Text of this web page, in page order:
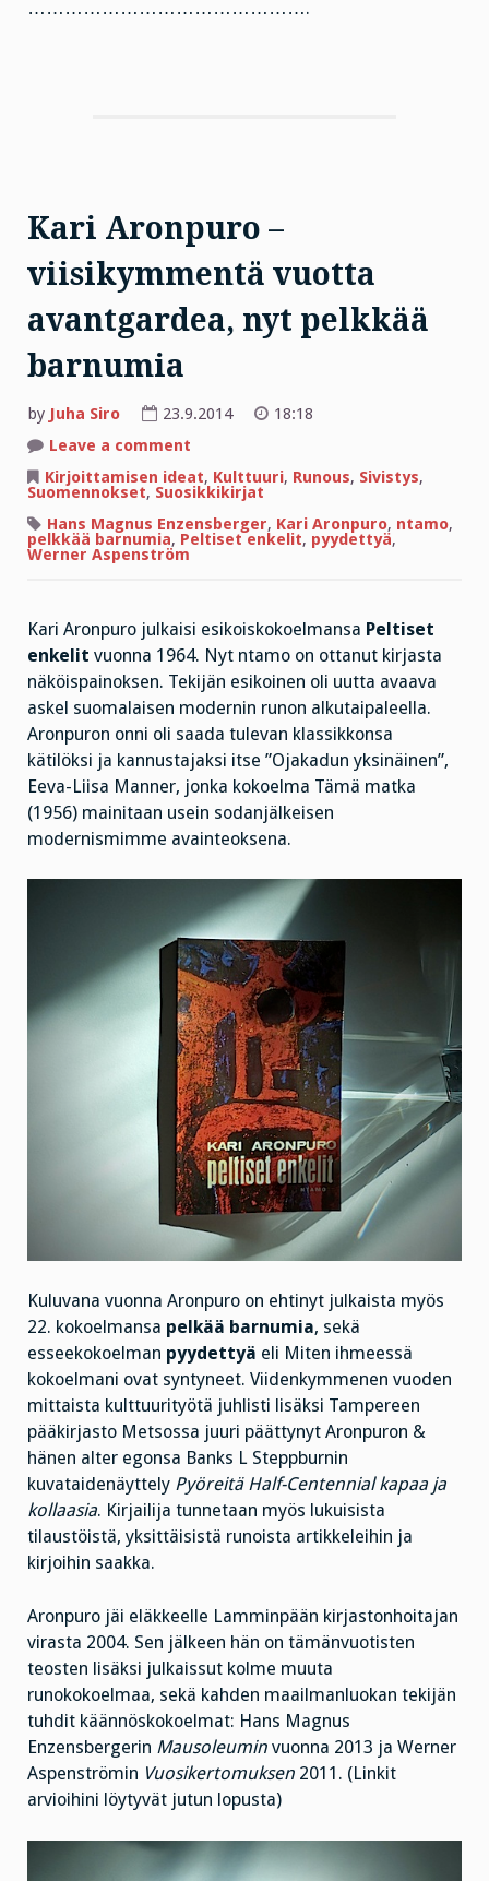
……………………………………….
Kari Aronpuro –
viisikymmentä vuotta
avantgardea, nyt pelkkää
barnumia
by Juha Siro 23.9.2014
18:18
Leave a comment
Aronpuro
–
viisikymmentä
vuotta
avantgardea,
nyt
Kirjoittamisen ideat, Kulttuuri, Runous, Sivistys,
Suomennokset, Suosikkikirjat
Hans Magnus Enzensberger, Kari Aronpuro, ntamo,
pelkkää barnumia, Peltiset enkelit, pyydettyä,
Werner Aspenström
Kari Aronpuro julkaisi esikoiskokoelmansa Peltiset
enkelit vuonna 1964. Nyt ntamo on ottanut kirjasta
näköispainoksen. Tekijän esikoinen oli uutta avaava
askel suomalaisen modernin runon alkutaipaleella.
Aronpuron onni oli saada tulevan klassikkonsa
kätilöksi ja kannustajaksi itse ”Ojakadun yksinäinen”,
Eeva-Liisa Manner, jonka kokoelma Tämä matka
(1956) mainitaan usein sodanjälkeisen
modernismimme avainteoksena.
Kuluvana vuonna Aronpuro on ehtinyt julkaista myös
22. kokoelmansa pelkää barnumia, sekä
esseekokoelman pyydettyä eli Miten ihmeessä
kokoelmani ovat syntyneet. Viidenkymmenen vuoden
mittaista kulttuurityötä juhlisti lisäksi Tampereen
pääkirjasto Metsossa juuri päättynyt Aronpuron &
hänen alter egonsa Banks L Steppburnin
kuvataidenäyttely Pyöreitä Half-Centennial kapaa ja
kollaasia. Kirjailija tunnetaan myös lukuisista
tilaustöistä, yksittäisistä runoista artikkeleihin ja
kirjoihin saakka.
Aronpuro jäi eläkkeelle Lamminpään kirjastonhoitajan
virasta 2004. Sen jälkeen hän on tämänvuotisten
teosten lisäksi julkaissut kolme muuta
runokokoelmaa, sekä kahden maailmanluokan tekijän
tuhdit käännöskokoelmat: Hans Magnus
Enzensbergerin Mausoleumin vuonna 2013 ja Werner
Aspenströmin Vuosikertomuksen 2011. (Linkit
arvioihini löytyvät jutun lopusta)